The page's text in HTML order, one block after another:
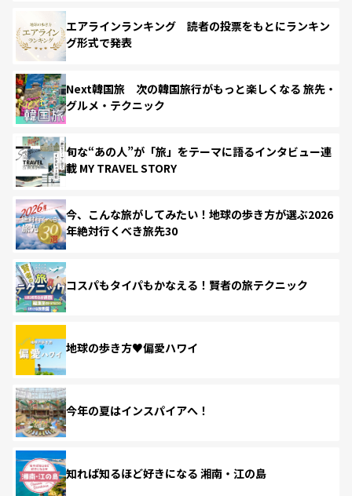
エアラインランキング 読者の投票をもとにランキン
グ形式で発表
Next韓国旅 次の韓国旅行がもっと楽しくなる 旅先・
グルメ・テクニック
旬な“あの人”が「旅」をテーマに語るインタビュー連
載 MY TRAVEL STORY
今、こんな旅がしてみたい！地球の歩き方が選ぶ2026
年絶対行くべき旅先30
コスパもタイパもかなえる！賢者の旅テクニック
地球の歩き方♥偏愛ハワイ
今年の夏はインスパイアへ！
知れば知るほど好きになる 湘南・江の島